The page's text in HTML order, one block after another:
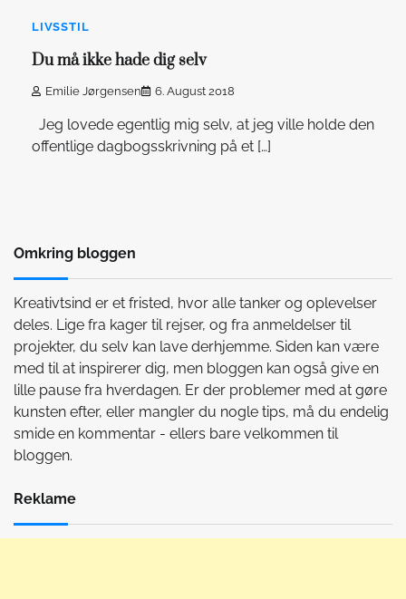
LIVSSTIL
Du må ikke hade dig selv
Emilie Jørgensen 6. August 2018
Jeg lovede egentlig mig selv, at jeg ville holde den
offentlige dagbogsskrivning på et […]
Omkring bloggen
Kreativtsind er et fristed, hvor alle tanker og oplevelser
deles. Lige fra kager til rejser, og fra anmeldelser til
projekter, du selv kan lave derhjemme. Siden kan være
med til at inspirerer dig, men bloggen kan også give en
lille pause fra hverdagen. Er der problemer med at gøre
kunsten efter, eller mangler du nogle tips, må du endelig
smide en kommentar - ellers bare velkommen til
bloggen.
Reklame